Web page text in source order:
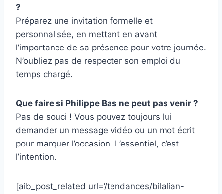
?
Préparez une invitation formelle et
personnalisée, en mettant en avant
l’importance de sa présence pour votre journée.
N’oubliez pas de respecter son emploi du
temps chargé.
Que faire si Philippe Bas ne peut pas venir ?
Pas de souci ! Vous pouvez toujours lui
demander un message vidéo ou un mot écrit
pour marquer l’occasion. L’essentiel, c’est
l’intention.
[aib_post_related url=’/tendances/bilalian-